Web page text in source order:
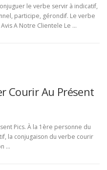
le verbe servir à indicatif,
participe, gérondif. Le verbe
A Notre Clientele Le …
Courir Au Présent
Pics. À la 1ère personne du
la conjugaison du verbe courir
…